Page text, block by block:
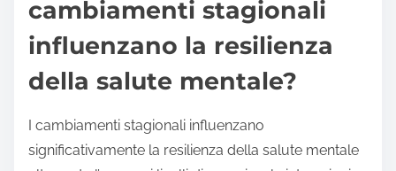
cambiamenti stagionali
influenzano la resilienza
della salute mentale?
I cambiamenti stagionali influenzano
significativamente la resilienza della salute mentale